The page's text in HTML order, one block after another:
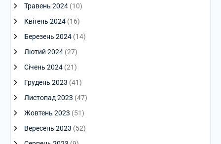
Травень 2024(10)
Квітень 2024(16)
Березень 2024(14)
Лютий 2024(27)
Січень 2024(21)
Грудень 2023 (41)
Листопад 2023 (47)
Жовтень 2023 (51)
Вересень 2023 (52)